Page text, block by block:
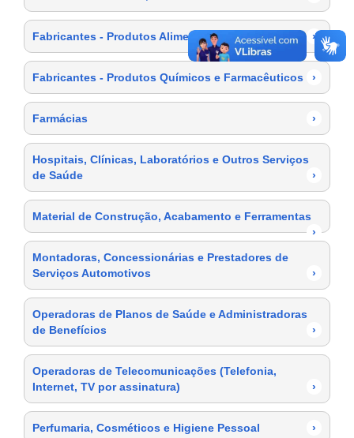
Fabricantes - Produtos Alimentícios ›
Fabricantes - Produtos Químicos e Farmacêuticos ›
Farmácias ›
Hospitais, Clínicas, Laboratórios e Outros Serviços
de Saúde
›
Material de Construção, Acabamento e Ferramentas
›
Montadoras, Concessionárias e Prestadores de
Serviços Automotivos
›
Operadoras de Planos de Saúde e Administradoras
de Benefícios
›
Operadoras de Telecomunicações (Telefonia,
Internet, TV por assinatura)
›
Perfumaria, Cosméticos e Higiene Pessoal ›